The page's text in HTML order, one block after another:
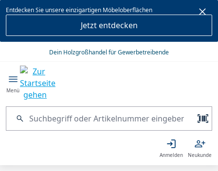
springen
Entdecken Sie unsere einzigartigen Möbeloberflächen
Jetzt entdecken
Dein Holzgroßhandel für Gewerbetreibende
Menü
Anmelden Neukunde